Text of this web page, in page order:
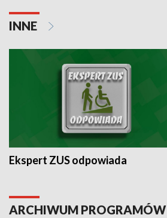
INNE
Ekspert ZUS odpowiada
ARCHIWUM PROGRAMÓW